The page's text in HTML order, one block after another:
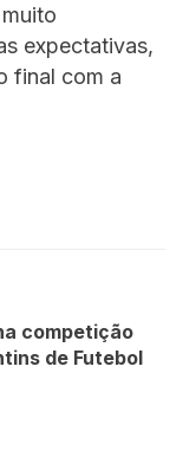
expectativas,
final com a
competição
de Futebol